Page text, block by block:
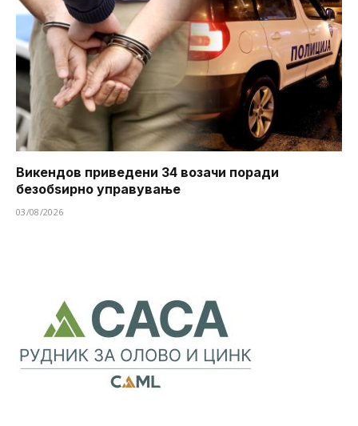
Викендов приведени 34 возачи поради
безобѕирно управување
03/08/2026